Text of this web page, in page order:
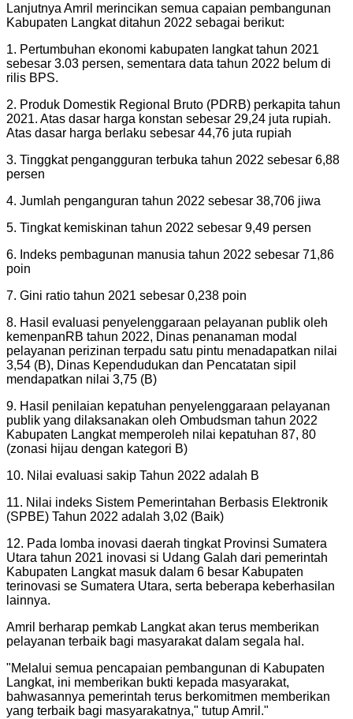
Lanjutnya Amril merincikan semua capaian pembangunan
Kabupaten Langkat ditahun 2022 sebagai berikut:
1. Pertumbuhan ekonomi kabupaten langkat tahun 2021
sebesar 3.03 persen, sementara data tahun 2022 belum di
rilis BPS.
2. Produk Domestik Regional Bruto (PDRB) perkapita tahun
2021. Atas dasar harga konstan sebesar 29,24 juta rupiah.
Atas dasar harga berlaku sebesar 44,76 juta rupiah
3. Tinggkat pengangguran terbuka tahun 2022 sebesar 6,88
persen
4. Jumlah penganguran tahun 2022 sebesar 38,706 jiwa
5. Tingkat kemiskinan tahun 2022 sebesar 9,49 persen
6. Indeks pembagunan manusia tahun 2022 sebesar 71,86
poin
7. Gini ratio tahun 2021 sebesar 0,238 poin
8. Hasil evaluasi penyelenggaraan pelayanan publik oleh
kemenpanRB tahun 2022, Dinas penanaman modal
pelayanan perizinan terpadu satu pintu menadapatkan nilai
3,54 (B), Dinas Kependudukan dan Pencatatan sipil
mendapatkan nilai 3,75 (B)
9. Hasil penilaian kepatuhan penyelenggaraan pelayanan
publik yang dilaksanakan oleh Ombudsman tahun 2022
Kabupaten Langkat memperoleh nilai kepatuhan 87, 80
(zonasi hijau dengan kategori B)
10. Nilai evaluasi sakip Tahun 2022 adalah B
11. Nilai indeks Sistem Pemerintahan Berbasis Elektronik
(SPBE) Tahun 2022 adalah 3,02 (Baik)
12. Pada lomba inovasi daerah tingkat Provinsi Sumatera
Utara tahun 2021 inovasi si Udang Galah dari pemerintah
Kabupaten Langkat masuk dalam 6 besar Kabupaten
terinovasi se Sumatera Utara, serta beberapa keberhasilan
lainnya.
Amril berharap pemkab Langkat akan terus memberikan
pelayanan terbaik bagi masyarakat dalam segala hal.
"Melalui semua pencapaian pembangunan di Kabupaten
Langkat, ini memberikan bukti kepada masyarakat,
bahwasannya pemerintah terus berkomitmen memberikan
yang terbaik bagi masyarakatnya," tutup Amril."